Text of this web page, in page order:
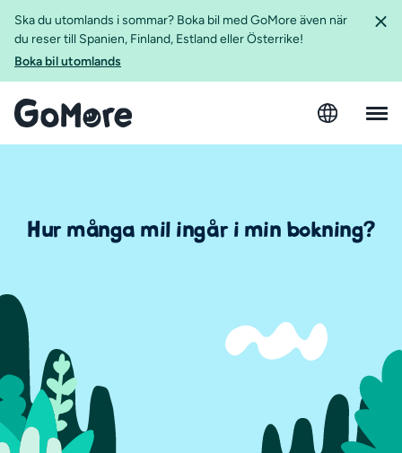
Ska du utomlands i sommar? Boka bil med GoMore även när
du reser till Spanien, Finland, Estland eller Österrike!
Boka bil utomlands
Hur många mil ingår i min bokning?